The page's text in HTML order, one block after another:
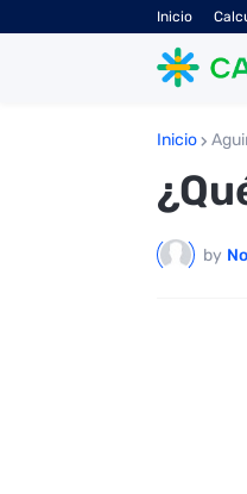
Inicio
Inicio
by